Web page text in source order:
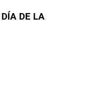
DE LA